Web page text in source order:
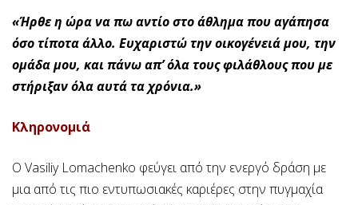
«Ήρθε η ώρα να πω αντίο στο άθλημα που αγάπησα
όσο τίποτα άλλο. Ευχαριστώ την οικογένειά μου, την
ομάδα μου, και πάνω απ’ όλα τους φιλάθλους που με
στήριξαν όλα αυτά τα χρόνια.»
Κληρονομιά
Ο Vasiliy Lomachenko φεύγει από την ενεργό δράση με
μια από τις πιο εντυπωσιακές καριέρες στην πυγμαχία